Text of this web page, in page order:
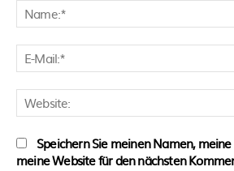
Speichern Sie meinen Namen,
meine Website für den nächsten